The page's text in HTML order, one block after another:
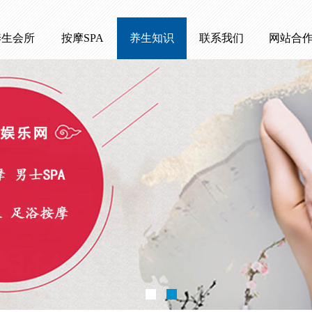
会所 按摩SPA 养生知识 联系我们 网站合